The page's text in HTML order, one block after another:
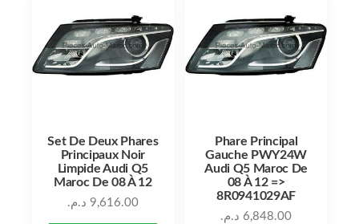
Set De Deux Phares
Principaux Noir
Limpide Audi Q5
Maroc De 08 À 12
9,616.00 د.م.
Phare Principal
Gauche PWY24W
Audi Q5 Maroc De
08 À 12 =>
8R0941029AF
6,848.00 د.م.